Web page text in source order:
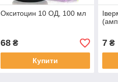
Окситоцин 10 ОД, 100 мл
68₴
Купити
7 ₴